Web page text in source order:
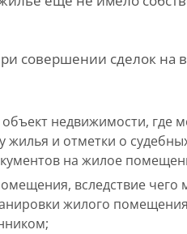
совершении сделок на
недвижимости, где
и отметки о
на жилое
вследствие чего
жилого